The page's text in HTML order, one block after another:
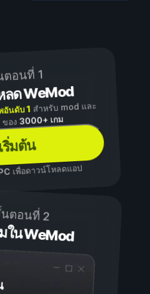
อนที่ 1
ลด WeMod
อันดับ 1 สำหรับ mod และ
ของ3000+ เกม
เริ่มต้น
เพื่อดาวน์โหลดแอป
ตอนที่ 2
ใน WeMod